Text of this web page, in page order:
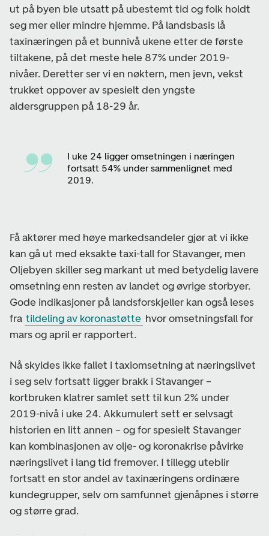
ut på byen ble utsatt på ubestemt tid og folk holdt
seg mer eller mindre hjemme. På landsbasis lå
taxinæringen på et bunnivå ukene etter de første
tiltakene, på det meste hele 87% under 2019-
nivåer. Deretter ser vi en nøktern, men jevn, vekst
trukket oppover av spesielt den yngste
aldersgruppen på 18-29 år.
I uke 24 ligger omsetningen i næringen
fortsatt 54% under sammenlignet med
2019.
Få aktører med høye markedsandeler gjør at vi ikke
kan gå ut med eksakte taxi-tall for Stavanger, men
Oljebyen skiller seg markant ut med betydelig lavere
omsetning enn resten av landet og øvrige storbyer.
Gode indikasjoner på landsforskjeller kan også leses
fra tildeling av koronastøtte hvor omsetningsfall for
mars og april er rapportert.
Nå skyldes ikke fallet i taxiomsetning at næringslivet
i seg selv fortsatt ligger brakk i Stavanger –
kortbruken klatrer samlet sett til kun 2% under
2019-nivå i uke 24. Akkumulert sett er selvsagt
historien en litt annen – og for spesielt Stavanger
kan kombinasjonen av olje- og koronakrise påvirke
næringslivet i lang tid fremover. I tillegg uteblir
fortsatt en stor andel av taxinæringens ordinære
kundegrupper, selv om samfunnet gjenåpnes i større
og større grad.